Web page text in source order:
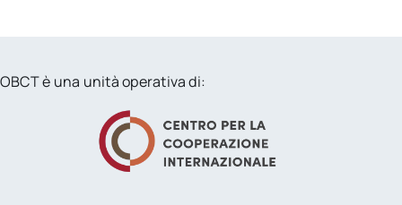
OBCT è una unità operativa di: